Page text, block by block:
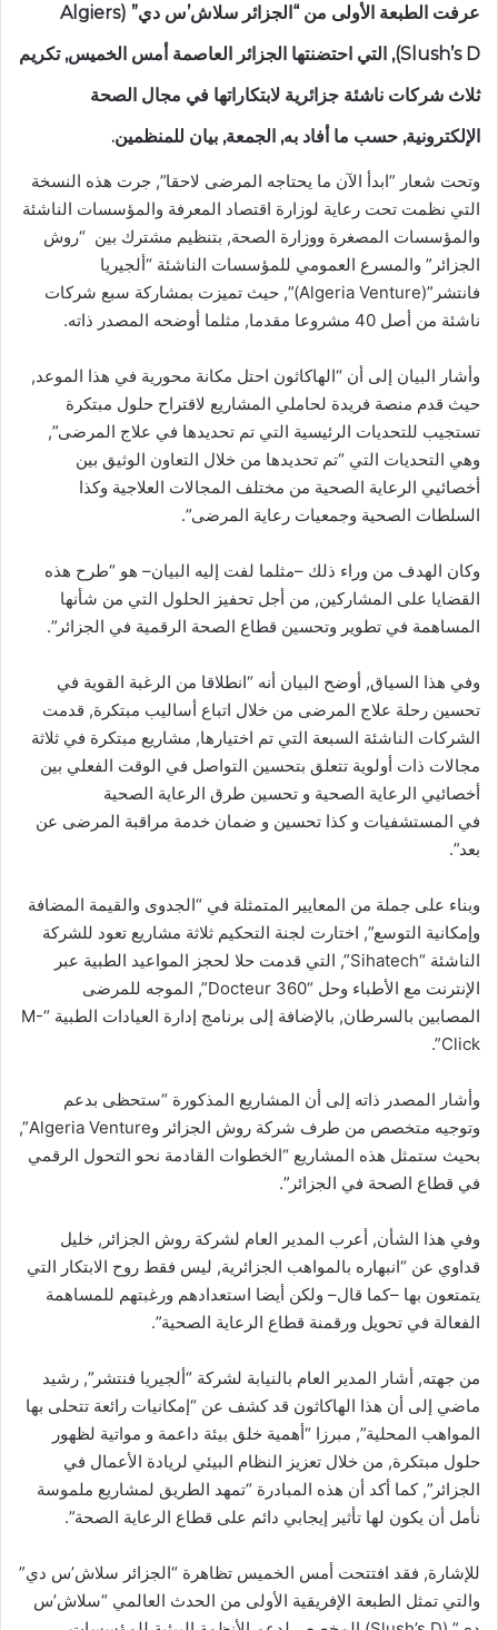
عرفت الطبعة الأولى من “الجزائر سلاش’س دي” (Algiers
Slush’s D), التي احتضنتها الجزائر العاصمة أمس الخميس, تكريم
ثلاث شركات ناشئة جزائرية لابتكاراتها في مجال الصحة
الإلكترونية, حسب ما أفاد به, الجمعة, بيان للمنظمين.
وتحت شعار ”ابدأ الآن ما يحتاجه المرضى لاحقا”, جرت هذه النسخة
التي نظمت تحت رعاية لوزارة اقتصاد المعرفة والمؤسسات الناشئة
والمؤسسات المصغرة ووزارة الصحة, بتنظيم مشترك بين “روش
الجزائر” والمسرع العمومي للمؤسسات الناشئة “ألجيريا
فانتشر”(Algeria Venture)”, حيث تميزت بمشاركة سبع شركات
ناشئة من أصل 40 مشروعا مقدما, مثلما أوضحه المصدر ذاته.
وأشار البيان إلى أن “الهاكاثون احتل مكانة محورية في هذا الموعد,
حيث قدم منصة فريدة لحاملي المشاريع لاقتراح حلول مبتكرة
تستجيب للتحديات الرئيسية التي تم تحديدها في علاج المرضى”,
وهي التحديات التي “تم تحديدها من خلال التعاون الوثيق بين
أخصائيي الرعاية الصحية من مختلف المجالات العلاجية وكذا
السلطات الصحية وجمعيات رعاية المرضى”.
وكان الهدف من وراء ذلك –مثلما لفت إليه البيان– هو “طرح هذه
القضايا على المشاركين, من أجل تحفيز الحلول التي من شأنها
المساهمة في تطوير وتحسين قطاع الصحة الرقمية في الجزائر”.
وفي هذا السياق, أوضح البيان أنه “انطلاقا من الرغبة القوية في
تحسين رحلة علاج المرضى من خلال اتباع أساليب مبتكرة, قدمت
الشركات الناشئة السبعة التي تم اختيارها, مشاريع مبتكرة في ثلاثة
مجالات ذات أولوية تتعلق بتحسين التواصل في الوقت الفعلي بين
أخصائيي الرعاية الصحية و تحسين طرق الرعاية الصحية
في المستشفيات و كذا تحسين و ضمان خدمة مراقبة المرضى عن
بعد”.
وبناء على جملة من المعايير المتمثلة في “الجدوى والقيمة المضافة
وإمكانية التوسع”, اختارت لجنة التحكيم ثلاثة مشاريع تعود للشركة
الناشئة “Sihatech”, التي قدمت حلا لحجز المواعيد الطبية عبر
الإنترنت مع الأطباء وحل “Docteur 360”, الموجه للمرضى
المصابين بالسرطان, بالإضافة إلى برنامج إدارة العيادات الطبية “M-
Click”.
وأشار المصدر ذاته إلى أن المشاريع المذكورة “ستحظى بدعم
وتوجيه متخصص من طرف شركة روش الجزائر وAlgeria Venture”,
بحيث ستمثل هذه المشاريع “الخطوات القادمة نحو التحول الرقمي
في قطاع الصحة في الجزائر”.
وفي هذا الشأن, أعرب المدير العام لشركة روش الجزائر, خليل
قداوي عن “انبهاره بالمواهب الجزائرية, ليس فقط روح الابتكار التي
يتمتعون بها –كما قال– ولكن أيضا استعدادهم ورغبتهم للمساهمة
الفعالة في تحويل ورقمنة قطاع الرعاية الصحية”.
من جهته, أشار المدير العام بالنيابة لشركة “ألجيريا فنتشر”, رشيد
ماضي إلى أن هذا الهاكاثون قد كشف عن “إمكانيات رائعة تتحلى بها
المواهب المحلية”, مبرزا “أهمية خلق بيئة داعمة و مواتية لظهور
حلول مبتكرة, من خلال تعزيز النظام البيئي لريادة الأعمال في
الجزائر”, كما أكد أن هذه المبادرة “تمهد الطريق لمشاريع ملموسة
نأمل أن يكون لها تأثير إيجابي دائم على قطاع الرعاية الصحة”.
للإشارة, فقد افتتحت أمس الخميس تظاهرة “الجزائر سلاش’س دي”
والتي تمثل الطبعة الإفريقية الأولى من الحدث العالمي “سلاش’س